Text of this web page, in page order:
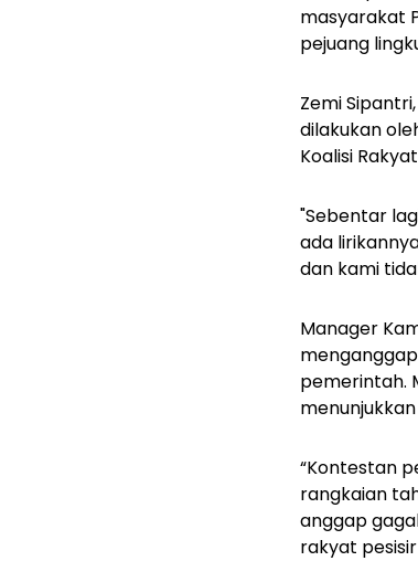
masyarakat
pejuang
Zemi
dilakukan
Koalisi
"Sebentar
ada
dan kami
Manager
pemerintah.
“Kontestan
rangkaian
anggap
rakyat